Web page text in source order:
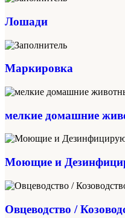
Лошади
Маркировка
мелкие домашние
Моющие и
Овцеводство /